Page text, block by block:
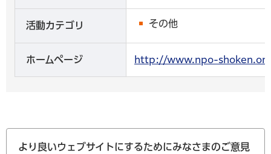
活動カテゴリ その他
ホームページ http://www.npo-
より良いウェブサイトにするためにみなさまのご意見